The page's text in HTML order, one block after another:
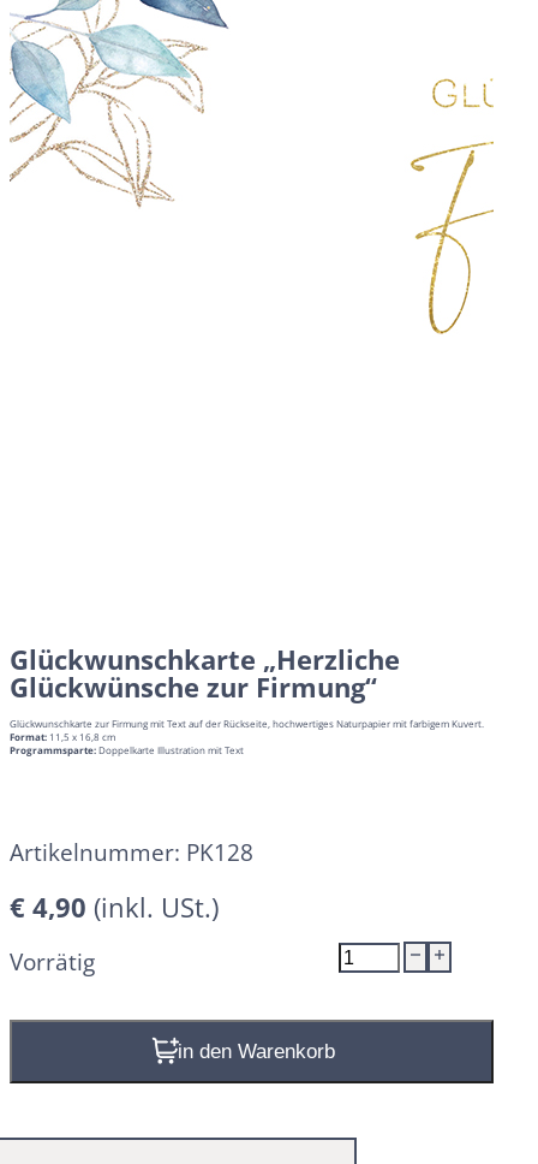
Glückwunschkarte „Herzliche
Glückwünsche zur Firmung“
Glückwunschkarte zur Firmung mit Text auf der Rückseite, hochwertiges Naturpapier mit farbigem Kuvert.
Format: 11,5 x 16,8 cm
Programmsparte:Doppelkarte Illustration mit Text
Artikelnummer: PK128
€ 4,90
Vorrätig
Glückwunschkarte
"Herzliche
Menge
In den Warenkorb